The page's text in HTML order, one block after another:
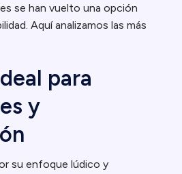
se han vuelto una opción
Aquí analizamos las más
para
y
su enfoque lúdico y